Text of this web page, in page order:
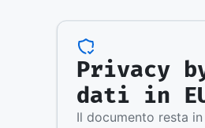
Privacy
dati in
Il documento resta